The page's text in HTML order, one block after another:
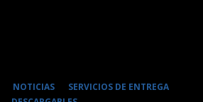
NOTICIAS
SERVICIOS DE ENTREGA